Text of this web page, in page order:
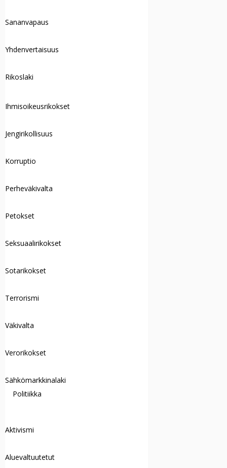
Sananvapaus
Yhdenvertaisuus
Rikoslaki
Ihmisoikeusrikokset
Jengirikollisuus
Korruptio
Perheväkivalta
Petokset
Seksuaalirikokset
Sotarikokset
Terrorismi
Väkivalta
Verorikokset
Sähkömarkkinalaki
Politiikka
Aktivismi
Aluevaltuutetut